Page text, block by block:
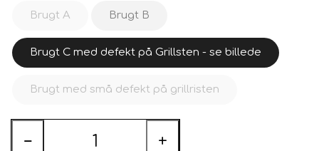
Brugt A Brugt B
Brugt C med defekt på Grillsten - se billede
Brugt med små defekt på grillristen
− +